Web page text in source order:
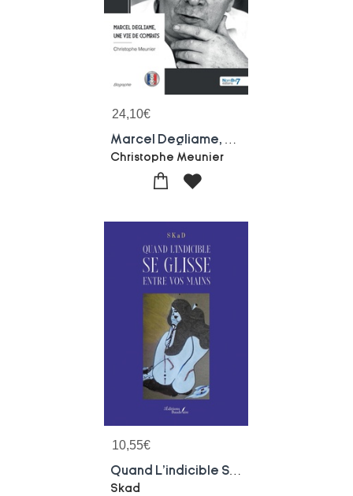
24,10€
Christophe Meunier
10,55€
Skad